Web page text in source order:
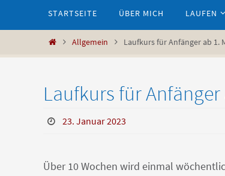
springen
STARTSEITE ÜBER MICH LAUFEN
StartAllgemein Laufkurs für Anfänger ab 1.
Laufkurs für Anfänger
23. Januar 2023
Über 10 Wochen wird einmal